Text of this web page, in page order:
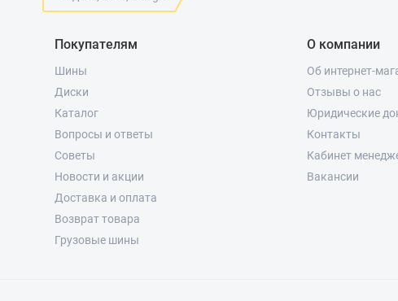
Покупателям
Шины
Диски
Каталог
Вопросы и ответы
Советы
Новости и акции
Доставка и оплата
Возврат товара
Грузовые шины
О компании
Об интернет-
Отзывы о нас
Юридические
Контакты
Кабинет
Вакансии